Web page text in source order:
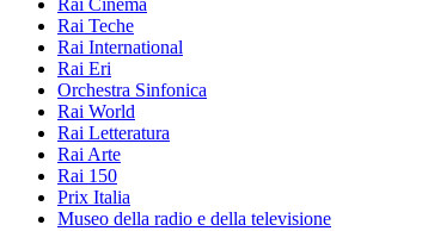
Rai Cinema
Rai Teche
Rai International
Rai Eri
Orchestra Sinfonica
Rai World
Rai Letteratura
Rai Arte
Rai 150
Prix Italia
Museo della radio e della televisione